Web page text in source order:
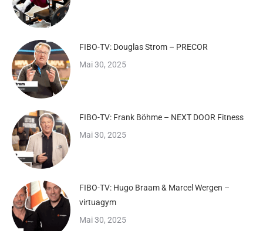
FIBO-TV: Douglas Strom – PRECOR
Mai 30, 2025
FIBO-TV: Frank Böhme – NEXT DOOR Fitness
Mai 30, 2025
FIBO-TV: Hugo Braam & Marcel Wergen –
virtuagym
Mai 30, 2025